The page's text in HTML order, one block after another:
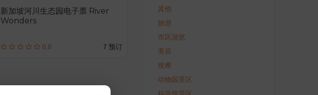
新加坡河川生态园电子票 River
Wonders
0.0 7 预订
其他
旅游
市区游览
美容
按摩
动物园景区